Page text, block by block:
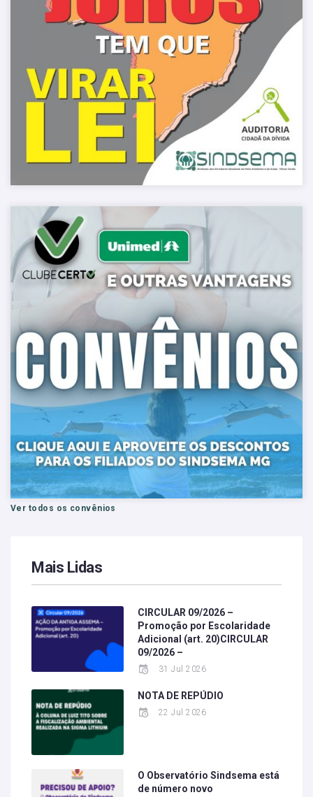
Ver todos os convênios
Mais Lidas
CIRCULAR 09/2026 –
Promoção por Escolaridade
Adicional (art. 20)CIRCULAR
09/2026 –
31 Jul 2026
NOTA DE REPÚDIO
22 Jul 2026
O Observatório Sindsema está
de número novo